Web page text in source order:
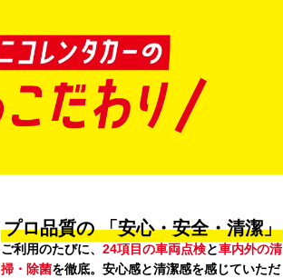
プロ品質の 「安心・安全・清潔」
ご利用のたびに、 24項目の車両点検と車内外の清
掃・除菌を徹底。安心感と清潔感を感じていただ